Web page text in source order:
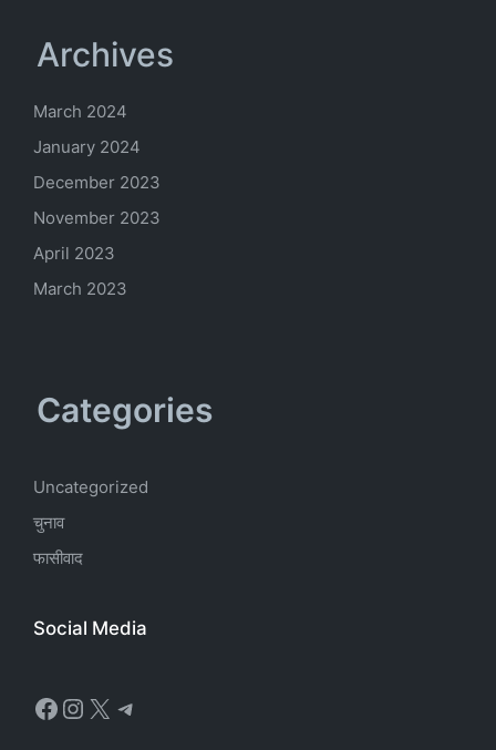
Archives
March 2024
January 2024
December 2023
November 2023
April 2023
March 2023
Categories
Uncategorized
चुनाव
फासीवाद
Social Media
Facebook
Instagram
X Telegram